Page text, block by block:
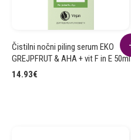
Čistilni nočni piling serum EKO
GREJPFRUT & AHA + vit F in E 50ml
14.93€